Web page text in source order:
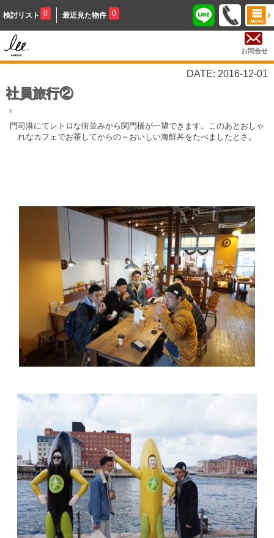
検討リスト 0 最近見た物件 0
お問合せ
DATE: 2016-12-01
社員旅行②
門司港にてレトロな街並みから関門橋が一望できます。このあとおしゃ
れなカフェでお茶してからの～おいしい海鮮丼をたべましたとさ。